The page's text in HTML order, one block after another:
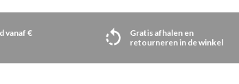
vanaf €
Gratis afhalen en
retourneren in de winkel